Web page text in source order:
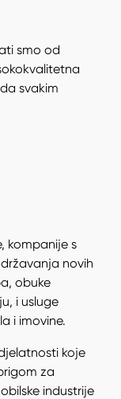
smo od
svakim
kompanije s
novih
obuke
i usluge
i imovine.
koje
za
industrije